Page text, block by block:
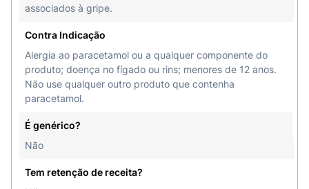
associados à gripe.
Contra Indicação
Alergia ao paracetamol ou a qualquer componente do
produto; doença no fígado ou rins; menores de 12 anos.
Não use qualquer outro produto que contenha
paracetamol.
É genérico?
Não
Tem retenção de receita?